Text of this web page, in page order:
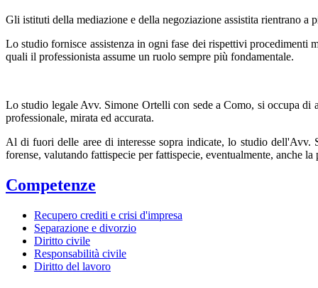
Gli istituti della mediazione e della negoziazione assistita rientrano
Lo studio fornisce assistenza in ogni fase dei rispettivi procedimenti
quali il professionista assume un ruolo sempre più fondamentale.
Lo studio legale Avv. Simone Ortelli con sede a Como, si occupa
professionale, mirata ed accurata.
Al di fuori delle aree di interesse sopra indicate, lo studio dell'Avv.
forense, valutando fattispecie per fattispecie, eventualmente, anche
Competenze
Recupero crediti e crisi d'impresa
Separazione e divorzio
Diritto civile
Responsabilità civile
Diritto del lavoro